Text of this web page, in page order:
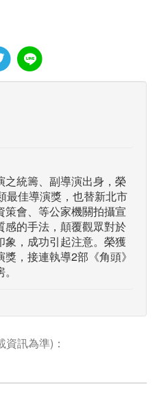
統籌、副導演出身，榮
最佳導演獎，也替新北市
會、等公家機關拍攝宣
感的手法，顛覆觀眾對於
，成功引起注意。榮獲
，接連執導2部《角頭》
訊為準)：